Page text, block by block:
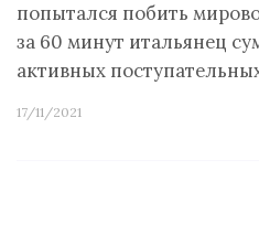
попытался побить
за 60 минут итальянец
активных
17/11/2021